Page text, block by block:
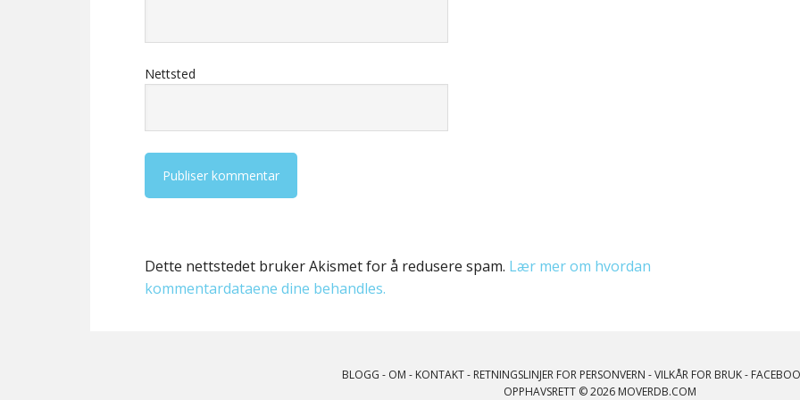
Nettsted
Dette nettstedet bruker Akismet for å redusere spam. Lær mer om hvordan
kommentardataene dine behandles.
BLOGG - OM - KONTAKT- RETNINGSLINJER FOR PERSONVERN -VILKÅR FOR BRUK-
OPPHAVSRETT © 2026 MOVERDB.COM